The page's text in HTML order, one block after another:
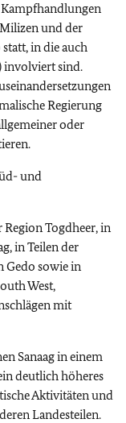
und der
in die auch
involviert sind.
Regierung
oder
und
Togdheer, in
in Teilen der
Gedo sowie in
West,
mit
Sanaag in einem
deutlich höheres
Aktivitäten und
Landesteilen.